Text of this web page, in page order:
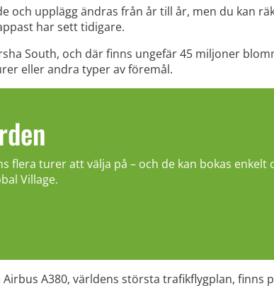
upplägg ändras från år till år, men du kan
har sett tidigare.
South, och där finns ungefär 45 miljoner
eller andra typer av föremål.
turer att välja på – och de kan bokas enkelt
Village.
A380, världens största trafikflygplan, finns